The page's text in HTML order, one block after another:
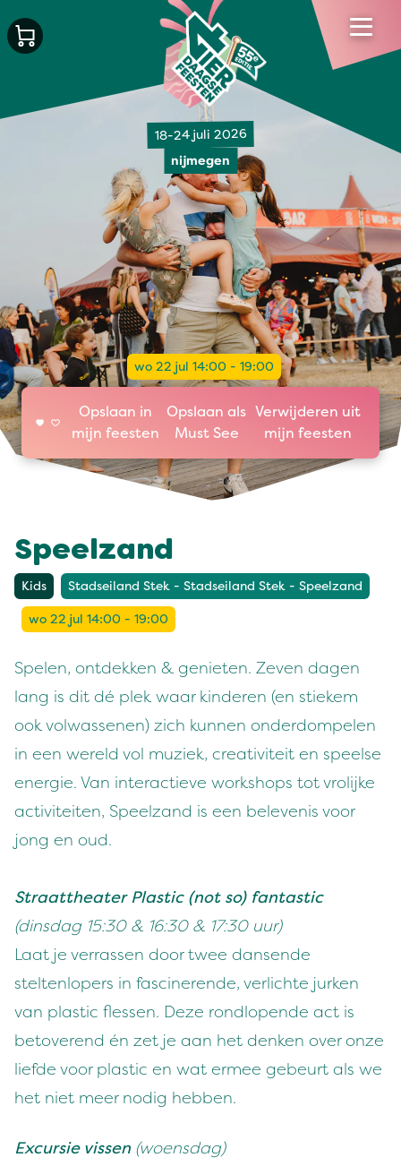
18-24 juli 2026
nijmegen
wo 22 jul 14:00 - 19:00
Opslaan in
mijn feesten
Opslaan als
Must See
Verwijderen uit
mijn feesten
Speelzand
Kids Stadseiland Stek - Stadseiland Stek - Speelzand
wo 22 jul 14:00 - 19:00
Spelen, ontdekken & genieten. Zeven dagen
lang is dit dé plek waar kinderen (en stiekem
ook volwassenen) zich kunnen onderdompelen
in een wereld vol muziek, creativiteit en speelse
energie. Van interactieve workshops tot vrolijke
activiteiten, Speelzand is een belevenis voor
jong en oud.
Straattheater Plastic (not so) fantastic
(dinsdag 15:30 & 16:30 & 17:30 uur)
Laat je verrassen door twee dansende
steltenlopers in fascinerende, verlichte jurken
van plastic flessen. Deze rondlopende act is
betoverend én zet je aan het denken over onze
liefde voor plastic en wat ermee gebeurt als we
het niet meer nodig hebben.
Excursie vissen (woensdag)